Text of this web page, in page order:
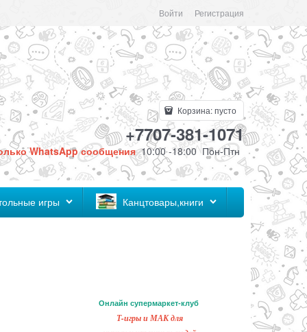
Войти Регистрация
Корзина:пусто
+7707-381-1071
WhatsApp сообщения10:00 -18:00 Пон-Птн
игры Канцтовары,книги
Онлайн супермаркет-клуб
Т-игры и МАК для